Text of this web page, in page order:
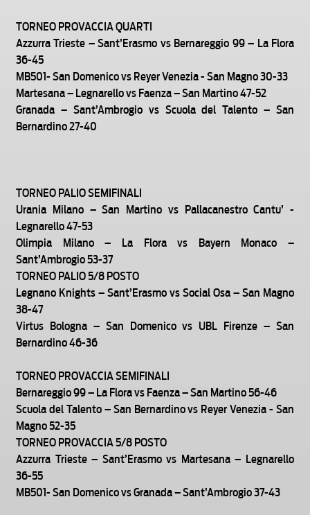
TORNEO PROVACCIA QUARTI
Azzurra Trieste – Sant’Erasmo vs Bernareggio 99 – La Flora
36-45
MB501- San Domenico vs Reyer Venezia - San Magno 30-33
Martesana – Legnarello vs Faenza – San Martino 47-52
Granada – Sant’Ambrogio vs Scuola del Talento – San
Bernardino 27-40
TORNEO PALIO SEMIFINALI
Urania Milano – San Martino vs Pallacanestro Cantu’ -
Legnarello 47-53
Olimpia Milano – La Flora vs Bayern Monaco –
Sant’Ambrogio 53-37
TORNEO PALIO 5/8 POSTO
Legnano Knights – Sant’Erasmo vs Social Osa – San Magno
38-47
Virtus Bologna – San Domenico vs UBL Firenze – San
Bernardino 46-36
TORNEO PROVACCIA SEMIFINALI
Bernareggio 99 – La Flora vs Faenza – San Martino 56-46
Scuola del Talento – San Bernardino vs Reyer Venezia - San
Magno 52-35
TORNEO PROVACCIA 5/8 POSTO
Azzurra Trieste – Sant’Erasmo vs Martesana – Legnarello
36-55
MB501- San Domenico vs Granada – Sant’Ambrogio 37-43